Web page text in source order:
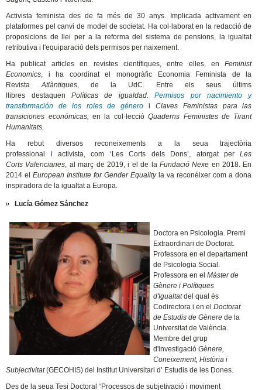
Activista feminista des de fa més de 30 anys. Implicada activament en
plataformes pel canvi de model de societat. Ha col·laborat en la redacció de
proposicions de llei per a la reforma del sistema de pensions, la igualtat
retributiva i l'equiparació dels permisos per naixement.
Ha publicat articles en revistes científiques, entre elles, enFeminist
Economics, i ha coordinat el monogràfic Economia Feminista de la
Revista Atlàntiques, de la UdC. Entre els seus últims
llibres destaquen Políticas de igualdad.Permisos por nacimiento y
transformación de los roles de género i Claves Feministas para las
transiciones económicas, en la col·leccióQuaderns Feministes de Tirant
Humanitats.
Ha rebut diversos reconeixements a la seua trajectòria
professional i activista, com ‘Les Corts dels Dons’, atorgat perLes
Corts Valencianes, al març de 2019, i el de laFundació Nexe en 2018. En
2014 elEuropean Institute for Gender Equality la va reconéixer com a dona
inspiradora de la igualtat a Europa.
Lucía Gómez Sánchez
Doctora en Psicologia. Premi
Extraordinari de Doctorat.
Professora en el departament
de Psicologia Social.
Professora en elMàster de
Gènere i Polítiques
d'Igualtatdel qual és
Codirectora i en elDoctorat
de Estudis de Gènerede la
Universitat de València.
Membre del grup
d'investigacióGènere,
Coneixement, Història i
Subjectivitat(GECOHIS) del Institut Universitari d’ Estudis de les Dones.
Des de la seua Tesi Doctoral “Processos de subjetivació i moviment